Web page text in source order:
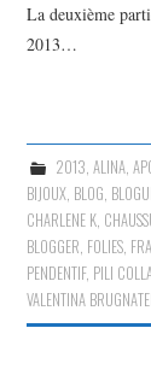
La deuxième
2013…
2013 ALINA,
BIJOUX BLOG
CHARLENE K
BLOGGER FOLIES
PENDENTIF, PILI
VALENTINA